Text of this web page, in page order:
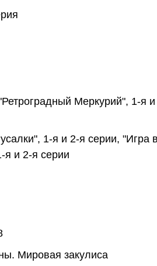
Меркурий", 1-я
1-я и 2-я серии, "Игра
я и 2-я серии
Мировая закулиса